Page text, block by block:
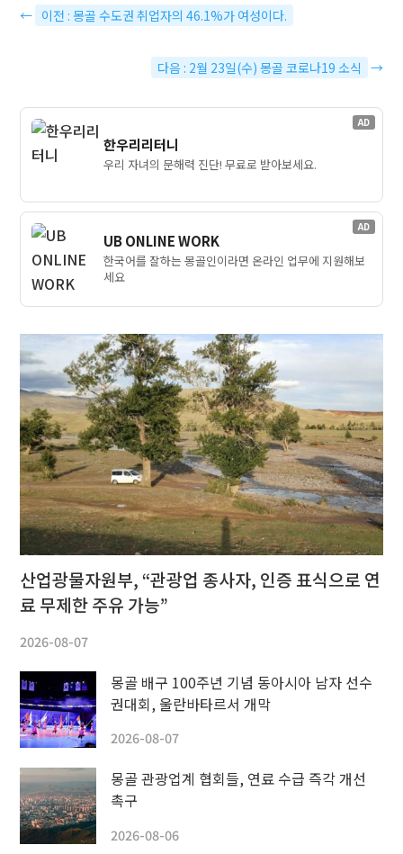
← 이전 : 몽골 수도권 취업자의 46.1%가 여성이다.
다음 : 2월 23일(수) 몽골 코로나19 소식 →
AD
한우리리터니
우리 자녀의 문해력 진단! 무료로 받아보세요.
AD
UB ONLINE WORK
한국어를 잘하는 몽골인이라면 온라인 업무에 지원해보
세요
산업광물자원부, “관광업 종사자, 인증 표식으로 연
료 무제한 주유 가능”
2026-08-07
몽골 배구 100주년 기념 동아시아 남자 선수
권대회, 울란바타르서 개막
2026-08-07
몽골 관광업계 협회들, 연료 수급 즉각 개선
촉구
2026-08-06